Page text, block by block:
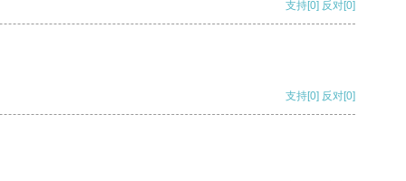
支持[0] 反对[0]
支持[0] 反对[0]